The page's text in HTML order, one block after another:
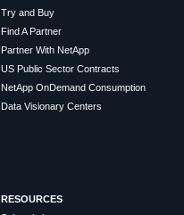
Try and Buy
Find A Partner
Partner With NetApp
US Public Sector Contracts
NetApp OnDemand Consumption
Data Visionary Centers
RESOURCES